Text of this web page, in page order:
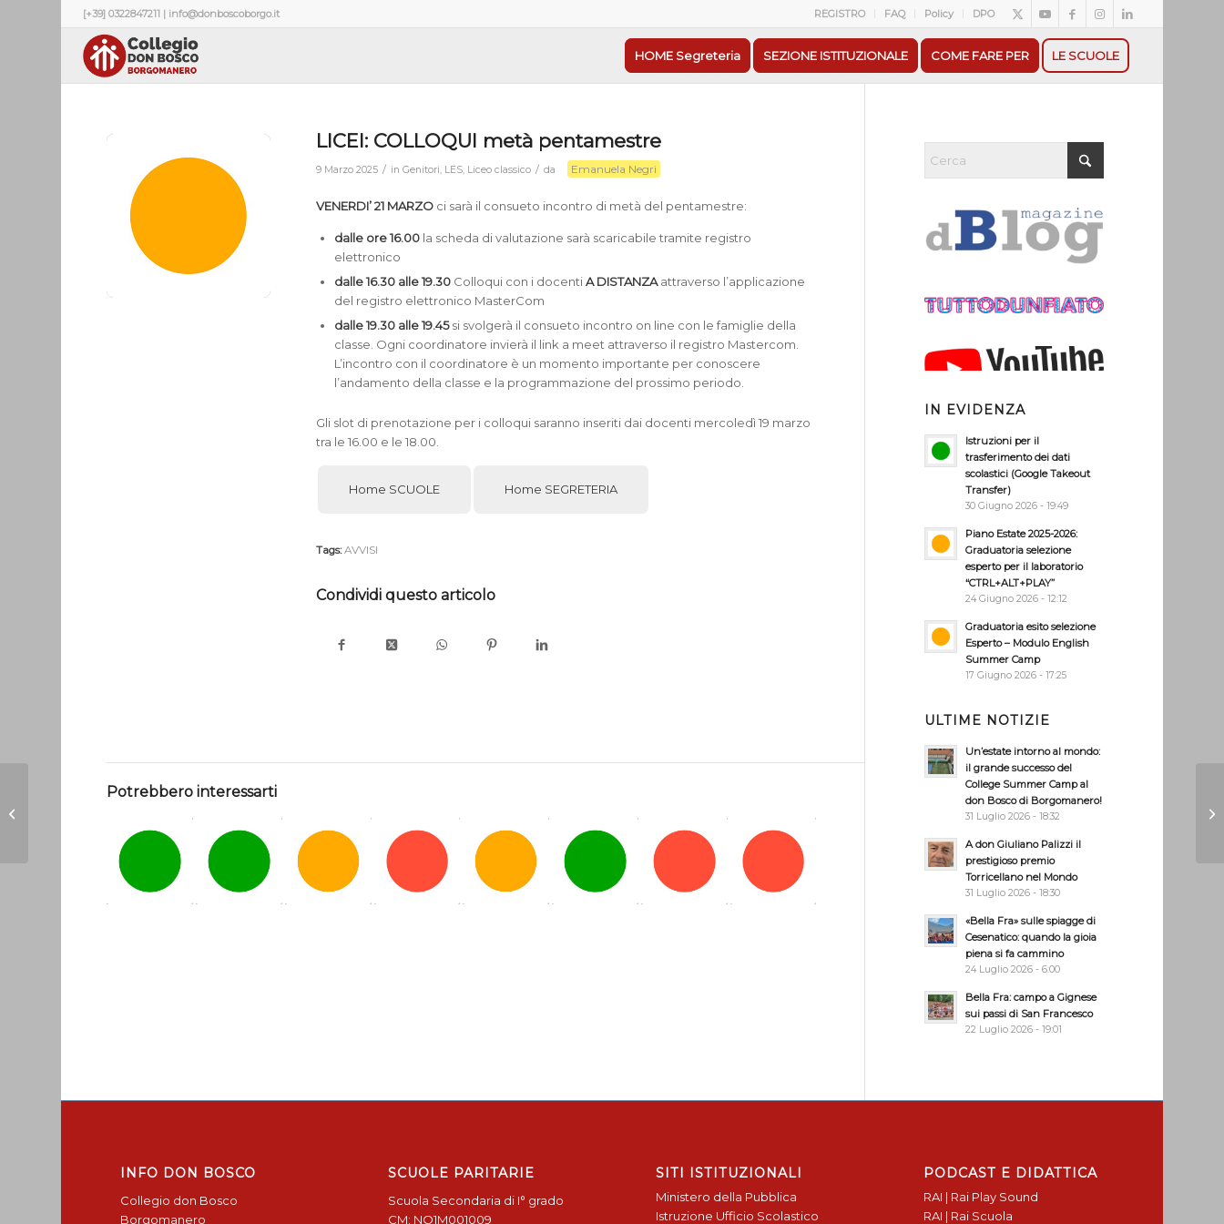
REGISTRO FAQ Policy DPO
[+39] 0322847211 | info@donboscoborgo.it
HOME Segreteria SEZIONE ISTITUZIONALE COME FARE PER LE SCUOLE
LICEI: COLLOQUI metà pentamestre
9 Marzo 2025 / inGenitori, LES, Liceo classico / da Emanuela Negri
VENERDI’ 21 MARZO ci sarà il consueto incontro di metà del pentamestre:
dalle ore 16.00 la scheda di valutazione sarà scaricabile tramite registro
elettronico
dalle 16.30 alle 19.30 Colloqui con i docentiA DISTANZAattraverso l’applicazione
del registro elettronico MasterCom
dalle 19.30 alle 19.45si svolgerà il consueto incontro on line con le famiglie della
classe. Ogni coordinatore invierà il link a meet attraverso il registro Mastercom.
L’incontro con il coordinatore è un momento importante per conoscere
l’andamento della classe e la programmazione del prossimo periodo.
Gli slot di prenotazione per i colloqui saranno inseriti dai docenti mercoledì 19 marzo
tra le 16.00 e le 18.00.
Home SCUOLE Home SEGRETERIA
Tags: AVVISI
Condividi questo articolo
Potrebbero interessarti
IN EVIDENZA
Istruzioni per il
trasferimento dei dati
scolastici (Google Takeout
Transfer)
30 Giugno 2026 - 19:49
Piano Estate 2025-2026:
Graduatoria selezione
esperto per il laboratorio
“CTRL+ALT+PLAY”
24 Giugno 2026 - 12:12
Graduatoria esito selezione
Esperto – Modulo English
Summer Camp
17 Giugno 2026 - 17:25
ULTIME NOTIZIE
Un’estate intorno al mondo:
il grande successo del
College Summer Camp al
don Bosco di Borgomanero!
31 Luglio 2026 - 18:32
A don Giuliano Palizzi il
prestigioso premio
Torricellano nel Mondo
31 Luglio 2026 - 18:30
«Bella Fra» sulle spiagge di
Cesenatico: quando la gioia
piena si fa cammino
24 Luglio 2026 - 6:00
Bella Fra: campo a Gignese
sui passi di San Francesco
22 Luglio 2026 - 19:01
INFO DON BOSCO
Collegio don Bosco
Borgomanero
SCUOLE PARITARIE
Scuola Secondaria di I° grado
CM: NO1M001009
SITI ISTITUZIONALI
Ministero della Pubblica
Istruzione Ufficio Scolastico
PODCAST E DIDATTICA
RAI | Rai Play Sound
RAI | Rai Scuola